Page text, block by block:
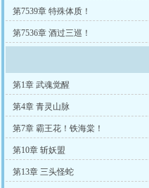
第7539章 特殊体质！
第7536章 酒过三巡！
第1章 武魂觉醒
第4章 青灵山脉
第7章 霸王花！铁海棠！
第10章 斩妖盟
第13章 三头怪蛇